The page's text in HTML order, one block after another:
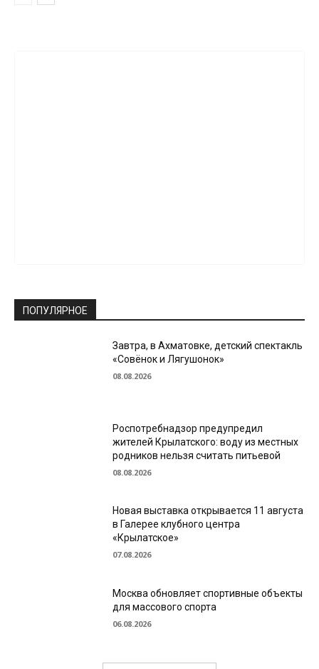
ПОПУЛЯРНОЕ
Завтра, в Ахматовке, детский спектакль
«Совёнок и Лягушонок»
08.08.2026
Роспотребнадзор предупредил
жителей Крылатского: воду из местных
родников нельзя считать питьевой
08.08.2026
Новая выставка открывается 11 августа
в Галерее клубного центра
«Крылатское»
07.08.2026
Москва обновляет спортивные объекты
для массового спорта
06.08.2026